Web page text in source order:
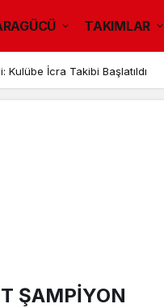
TAKIMLAR
Kulübe İcra Takibi Başlatıldı
ŞAMPİYON